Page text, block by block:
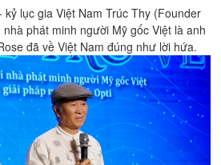
lục gia Việt Nam Trúc Thy (Founder
phát minh người Mỹ gốc Việt là anh
đã về Việt Nam đúng như lời hứa.